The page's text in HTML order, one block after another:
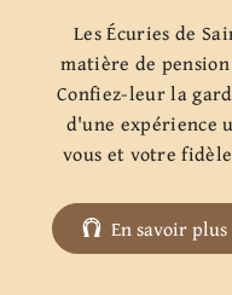
Les Écuries de
matière de
Confiez-leur la
d'une expérience
vous et votre
En savoir plus